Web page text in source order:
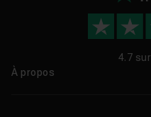
4.7 sur
À propos